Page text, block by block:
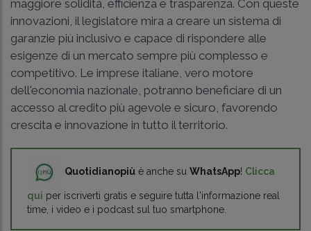
maggiore solidità, efficienza e trasparenza. Con queste
innovazioni, il legislatore mira a creare un sistema di
garanzie più inclusivo e capace di rispondere alle
esigenze di un mercato sempre più complesso e
competitivo. Le imprese italiane, vero motore
dell'economia nazionale, potranno beneficiare di un
accesso al credito più agevole e sicuro, favorendo
crescita e innovazione in tutto il territorio.
Quotidianopiù è anche su WhatsApp! Clicca
qui per iscriverti gratis e seguire tutta l'informazione real
time, i video e i podcast sul tuo smartphone.